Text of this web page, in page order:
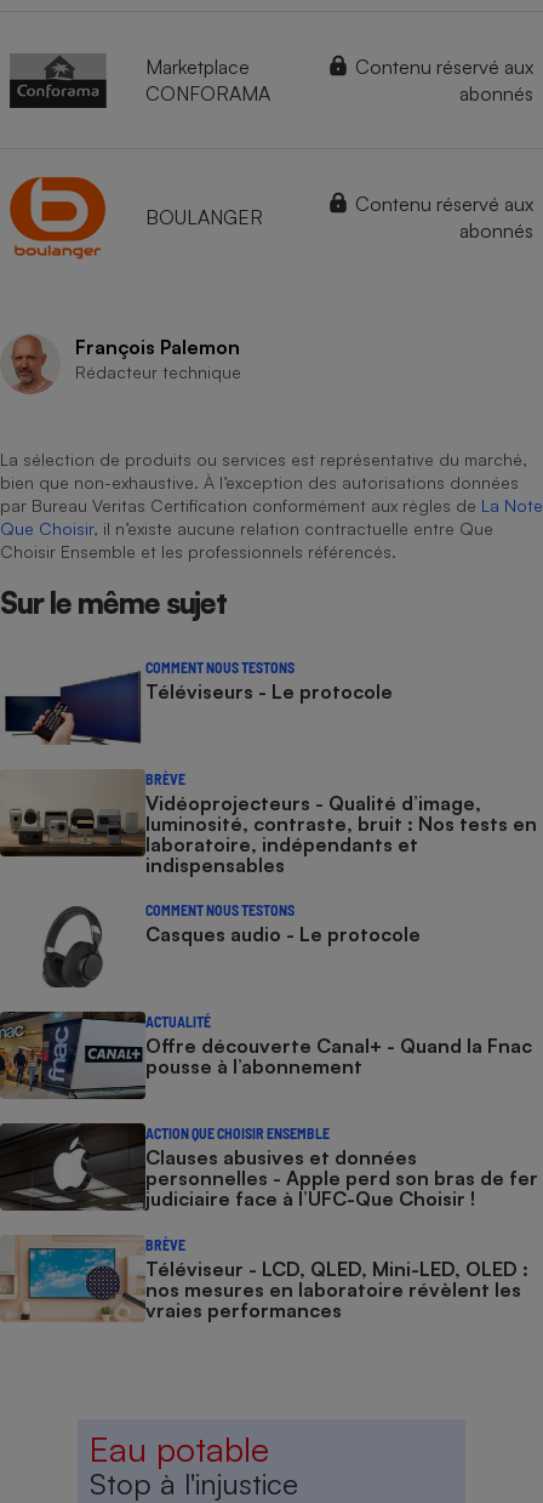
Marketplace
CONFORAMA
Contenu réservé aux
abonnés
BOULANGER
Contenu réservé aux
abonnés
François Palemon
Rédacteur technique
La sélection de produits ou services est représentative du marché,
bien que non-exhaustive. À l’exception des autorisations données
par Bureau Veritas Certification conformément aux règles de La Note
Que Choisir, il n’existe aucune relation contractuelle entre Que
Choisir Ensemble et les professionnels référencés.
Sur le même sujet
COMMENT NOUS TESTONS
Téléviseurs - Le protocole
BRÈVE
Vidéoprojecteurs - Qualité d’image,
luminosité, contraste, bruit : Nos tests en
laboratoire, indépendants et
indispensables
COMMENT NOUS TESTONS
Casques audio - Le protocole
ACTUALITÉ
Offre découverte Canal+ - Quand la Fnac
pousse à l’abonnement
ACTION QUE CHOISIR ENSEMBLE
Clauses abusives et données
personnelles - Apple perd son bras de fer
judiciaire face à l’UFC-Que Choisir !
BRÈVE
Téléviseur - LCD, QLED, Mini-LED, OLED :
nos mesures en laboratoire révèlent les
vraies performances
Eau potable
Stop à l'injustice